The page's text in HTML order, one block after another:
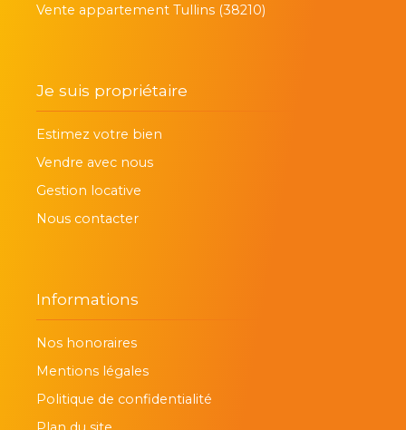
Vente appartement Tullins (38210)
Je suis propriétaire
Estimez votre bien
Vendre avec nous
Gestion locative
Nous contacter
Informations
Nos honoraires
Mentions légales
Politique de confidentialité